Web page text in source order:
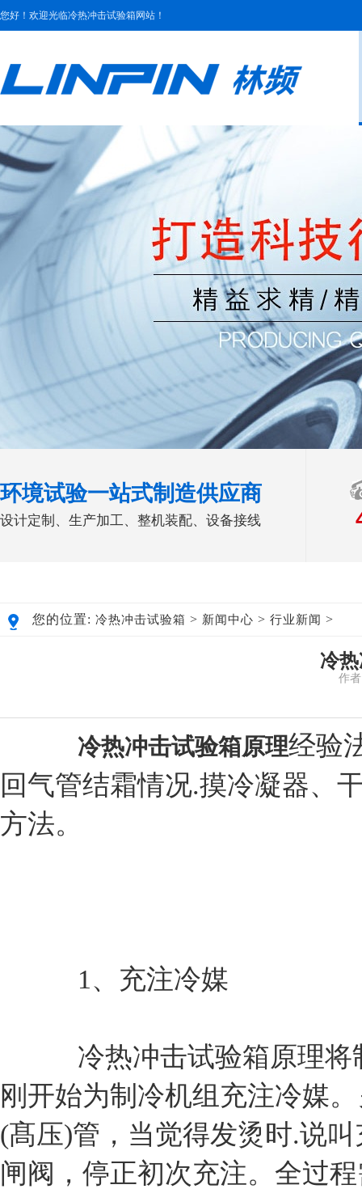
您好！欢迎光临冷热冲击试验箱网站！
环境试验一站式制造供应商
设计定制、生产加工、整机装配、设备接线
您的位置: 冷热冲击试验箱 > 新闻中心 > 行业新闻 >
冷
作
冷热冲击试验箱原理经验
回气管结霜情况.摸冷凝器、
方法。
1、充注冷媒
冷热冲击试验箱原理将
刚开始为制冷机组充注冷媒
(髙压)管，当觉得发烫时.说
闸阀，停正初次充注。全过